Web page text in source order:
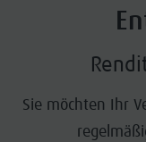
Sie möchten Ihr